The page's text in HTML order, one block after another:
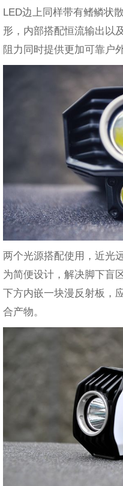
LED边上同样带有鳍鳞状
形，内部搭配恒流输出以
阻力同时提供更加可靠户
两个光源搭配使用，近光
为简便设计，解决脚下盲
下方内嵌一块漫反射板，
合产物。